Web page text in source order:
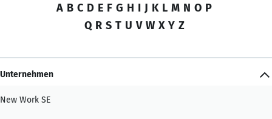
A B C D E F G H I J K L M N O P
Q R S T U V W X Y Z
Unternehmen
New Work SE